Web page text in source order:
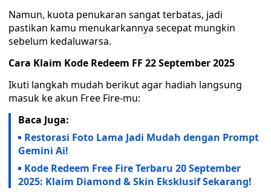
Namun, kuota penukaran sangat terbatas, jadi
pastikan kamu menukarkannya secepat mungkin
sebelum kedaluwarsa.
Cara Klaim Kode Redeem FF 22 September 2025
Ikuti langkah mudah berikut agar hadiah langsung
masuk ke akun Free Fire-mu:
Baca Juga:
Restorasi Foto Lama Jadi Mudah dengan Prompt
Gemini Ai!
Kode Redeem Free Fire Terbaru 20 September
2025: Klaim Diamond & Skin Eksklusif Sekarang!